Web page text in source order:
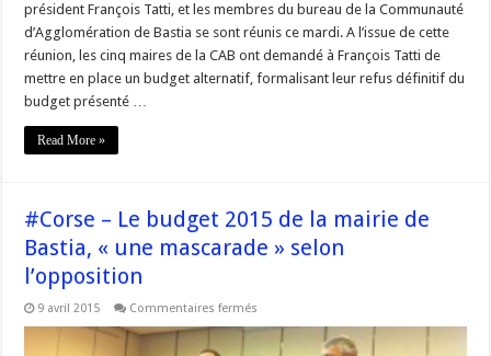
président François Tatti, et les membres du bureau de la Communauté
d’Agglomération de Bastia se sont réunis ce mardi. A l’issue de cette
réunion, les cinq maires de la CAB ont demandé à François Tatti de
mettre en place un budget alternatif, formalisant leur refus définitif du
budget présenté …
Read More »
#Corse – Le budget 2015 de la mairie de
Bastia, « une mascarade » selon
l’opposition
9 avril 2015 Commentaires fermés